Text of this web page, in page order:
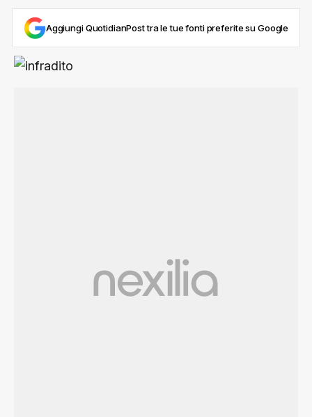
Aggiungi QuotidianPost tra le tue fonti preferite su Google